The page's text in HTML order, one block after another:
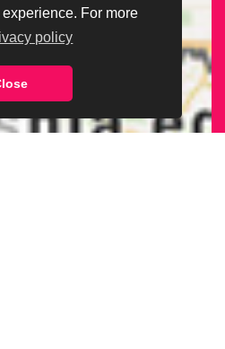
For more
policy